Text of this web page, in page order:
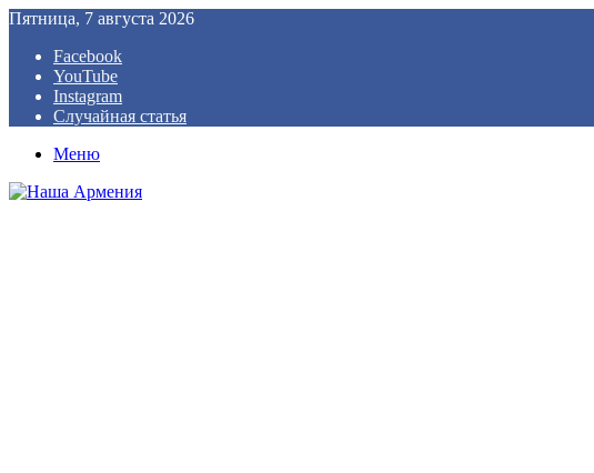
Пятница, 7 августа 2026
Facebook
YouTube
Instagram
Случайная статья
Меню